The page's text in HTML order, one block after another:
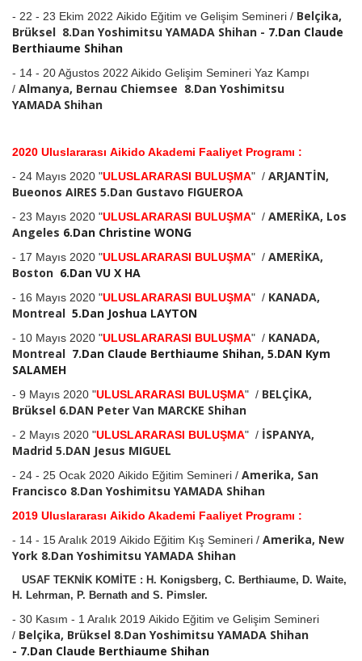
- 22 - 23 Ekim 2022 Aikido Eğitim ve Gelişim Semineri / Belçika,
Brüksel 8.Dan Yoshimitsu YAMADA Shihan - 7.Dan Claude
Berthiaume Shihan
- 14 - 20 Ağustos 2022 Aikido Gelişim Semineri Yaz Kampı
/ Almanya, Bernau Chiemsee 8.Dan Yoshimitsu
YAMADA Shihan
2020 Uluslararası Aikido Akademi Faaliyet Programı :
- 24 Mayıs 2020 "ULUSLARARASI BULUŞMA" / ARJANTİN,
Bueonos AIRES 5.Dan Gustavo FIGUEROA
- 23 Mayıs 2020 "ULUSLARARASI BULUŞMA" / AMERİKA, Los
Angeles 6.Dan Christine WONG
- 17 Mayıs 2020 "ULUSLARARASI BULUŞMA" / AMERİKA,
Boston 6.Dan VU X HA
- 16 Mayıs 2020 "ULUSLARARASI BULUŞMA" / KANADA,
Montreal 5.Dan Joshua LAYTON
- 10 Mayıs 2020 "ULUSLARARASI BULUŞMA" / KANADA,
Montreal 7.Dan Claude Berthiaume Shihan, 5.DAN Kym
SALAMEH
- 9 Mayıs 2020 "ULUSLARARASI BULUŞMA" / BELÇİKA,
Brüksel 6.DAN Peter Van MARCKE Shihan
- 2 Mayıs 2020 "ULUSLARARASI BULUŞMA" / İSPANYA,
Madrid 5.DAN Jesus MIGUEL
- 24 - 25 Ocak 2020 Aikido Eğitim Semineri / Amerika, San
Francisco 8.Dan Yoshimitsu YAMADA Shihan
2019 Uluslararası Aikido Akademi Faaliyet Programı :
- 14 - 15 Aralık 2019 Aikido Eğitim Kış Semineri / Amerika, New
York 8.Dan Yoshimitsu YAMADA Shihan
USAF TEKNİK KOMİTE : H. Konigsberg, C. Berthiaume, D. Waite,
H. Lehrman, P. Bernath and S. Pimsler.
- 30 Kasım - 1 Aralık 2019 Aikido Eğitim ve Gelişim Semineri
/ Belçika, Brüksel 8.Dan Yoshimitsu YAMADA Shihan
- 7.Dan Claude Berthiaume Shihan